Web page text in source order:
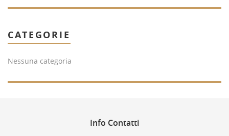
CATEGORIE
Nessuna categoria
Info Contatti